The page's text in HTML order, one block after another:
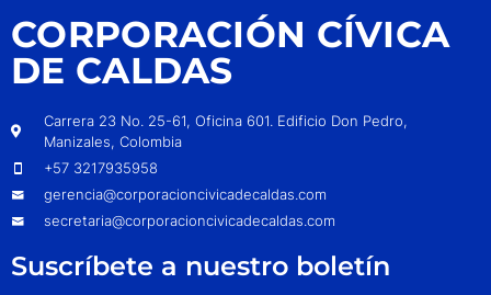
CORPORACIÓN CÍVICA
DE CALDAS
Carrera 23 No. 25-61, Oficina 601. Edificio Don Pedro,
Manizales, Colombia
+57 3217935958
gerencia@corporacioncivicadecaldas.com
secretaria@corporacioncivicadecaldas.com
Suscríbete a nuestro boletín